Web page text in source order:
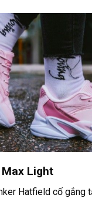
Max Light
Hatfield cố gắng